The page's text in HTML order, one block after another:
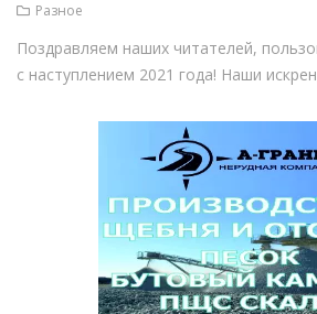
Разное
Поздравляем наших читателей,
с наступлением 2021 года! Наши